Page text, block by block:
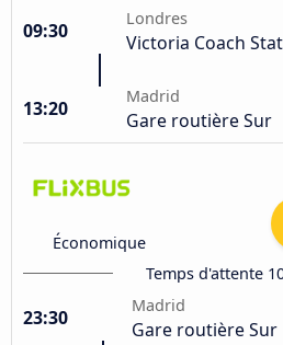
09:30
Londres
Victoria Coach
13:20
Madrid
Gare routière Sur
Économique
Temps d'attente
23:30
Madrid
Gare routière Sur